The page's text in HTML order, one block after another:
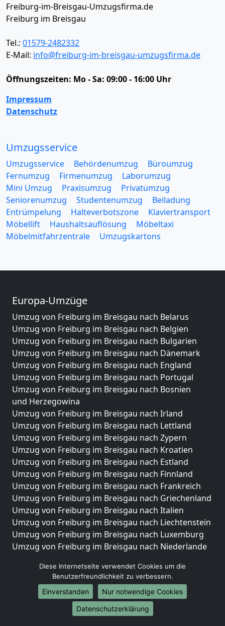
Freiburg-im-Breisgau-Umzugsfirma.de
Freiburg im Breisgau
Tel.: 01579-2482332
E-Mail: info@freiburg-im-breisgau-umzugsfirma.de
Öffnungszeiten: Mo - Sa: 09:00 - 16:00 Uhr
Impressum
Datenschutz
Umzugsservice
Umzugsservice Behördenumzug
Büroumzug
Fernumzug
Firmenumzug
Laborumzug
Mini Umzug
Praxisumzug
Privatumzug
Seniorenumzug
Studentenumzug
Beiladung
Entrümpelung
Halteverbotszone
Klaviertransport
Möbellift
Haushaltsauflösung
Möbeltaxi
Möbelmitfahrzentrale
Umzugskartons
Europa-Umzüge
Umzug von Freiburg im Breisgau nach Belarus
Umzug von Freiburg im Breisgau nach Belgien
Umzug von Freiburg im Breisgau nach Bulgarien
Umzug von Freiburg im Breisgau nach Dänemark
Umzug von Freiburg im Breisgau nach England
Umzug von Freiburg im Breisgau nach Portugal
Umzug von Freiburg im Breisgau nach Bosnien
und Herzegowina
Umzug von Freiburg im Breisgau nach Irland
Umzug von Freiburg im Breisgau nach Lettland
Umzug von Freiburg im Breisgau nach Zypern
Umzug von Freiburg im Breisgau nach Kroatien
Umzug von Freiburg im Breisgau nach Estland
Umzug von Freiburg im Breisgau nach Finnland
Umzug von Freiburg im Breisgau nach Frankreich
Umzug von Freiburg im Breisgau nach Griechenland
Umzug von Freiburg im Breisgau nach Italien
Umzug von Freiburg im Breisgau nach Liechtenstein
Umzug von Freiburg im Breisgau nach Luxemburg
Umzug von Freiburg im Breisgau nach Niederlande
Umzüge-Deutschlandweit
Umzug von Freiburg im Breisgau nach Berlin
Umzug von Freiburg im Breisgau nach Hamburg
Umzug von Freiburg im Breisgau nach München
Diese Internetseite verwendet Cookies um die
Benutzerfreundlichkeit zu verbessern.
Einverstanden
Nur notwendige Cookies
Datenschutzerklärung